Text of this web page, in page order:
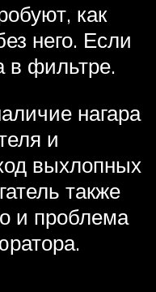
как
него. Если
в фильтре.
нагара
и
выхлопных
также
и проблема